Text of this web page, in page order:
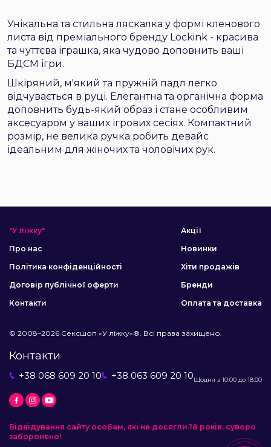
Унікальна та стильна ляскалка у формі кленового
листа від преміального бренду Lockink - красива
та чуттєва іграшка, яка чудово доповнить ваші
БДСМ ігри.
Шкіряний, м'який та пружній падл легко
відчувається в руці. Елегантна та органічна форма
доповнить будь-який образ і стане особливим
аксесуаром у ваших ігрових сесіях. Компактний
розмір, не велика ручка робить девайс
ідеальним для жіночих та чоловічих рук.
"У ліжку"
Про нас
Політика конфіденційності
Договір публічної оферти
Контакти
Акції
Новинки
Хіти продажів
Бренди
Оплата та доставка
© 2008–2026 Сексшоп «У ліжку»®. Всі права захищено.
Контакти
+38 068 609 20 10 +38 063 609 20 10Щодня з 10:00 до 18:00
Відвідування сайту особам, які не досягли 18 років, суворо
заборонено!